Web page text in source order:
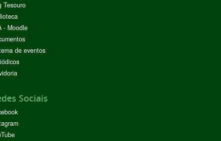
Tesouro
- Moodle
de eventos
Sociais